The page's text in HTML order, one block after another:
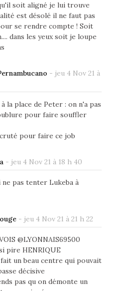
soit aligné je lui trouve
est désolé il ne faut pas
se rendre compte ! Soit
dans les yeux soit je loupe
- jeu 4 Nov 21 à
la place de Peter : on n'a pas
pour faire souffler
pour faire ce job
- jeu 4 Nov 21 à 18 h 40
pas tenter Lukeba à
- jeu 4 Nov 21 à 21 h 22
@LYONNAIS69500
pire HENRIQUE
un beau centre qui pouvait
décisive
pas qu on démonte un